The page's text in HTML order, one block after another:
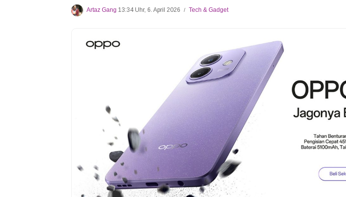
Artaz Gang 13:34 Uhr, 6. April 2026 / Tech & Gadget